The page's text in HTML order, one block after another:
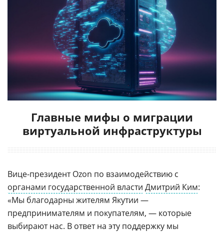
Главные мифы о миграции
виртуальной инфраструктуры
Вице-президент Ozon по взаимодействию с
органами государственной власти Дмитрий Ким:
«Мы благодарны жителям Якутии —
предпринимателям и покупателям, — которые
выбирают нас. В ответ на эту поддержку мы